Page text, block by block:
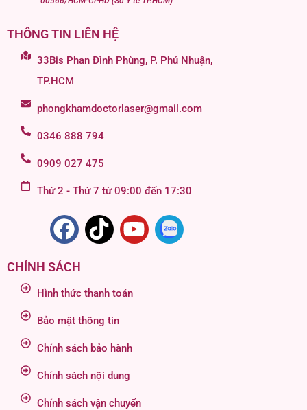
THÔNG TIN LIÊN HỆ
33Bis Phan Đình Phùng, P. Phú Nhuận,
TP.HCM
phongkhamdoctorlaser@gmail.com
0346 888 794
0909 027 475
Thứ 2 - Thứ 7 từ 09:00 đến 17:30
CHÍNH SÁCH
Hình thức thanh toán
Bảo mật thông tin
Chính sách bảo hành
Chính sách nội dung
Chính sách vận chuyển